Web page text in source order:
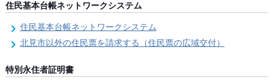
住民基本台帳ネットワークシステム
住民基本台帳ネットワークシステム
北見市以外の住民票を請求する（住民票の広域交付）
特別永住者証明書